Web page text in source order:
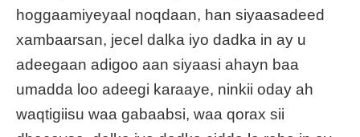
hoggaamiyeyaal noqdaan, han siyaasadeed
xambaarsan, jecel dalka iyo dadka in ay u
adeegaan adigoo aan siyaasi ahayn baa
umadda loo adeegi karaaye, ninkii oday ah
waqtigiisu waa gabaabsi, waa qorax sii